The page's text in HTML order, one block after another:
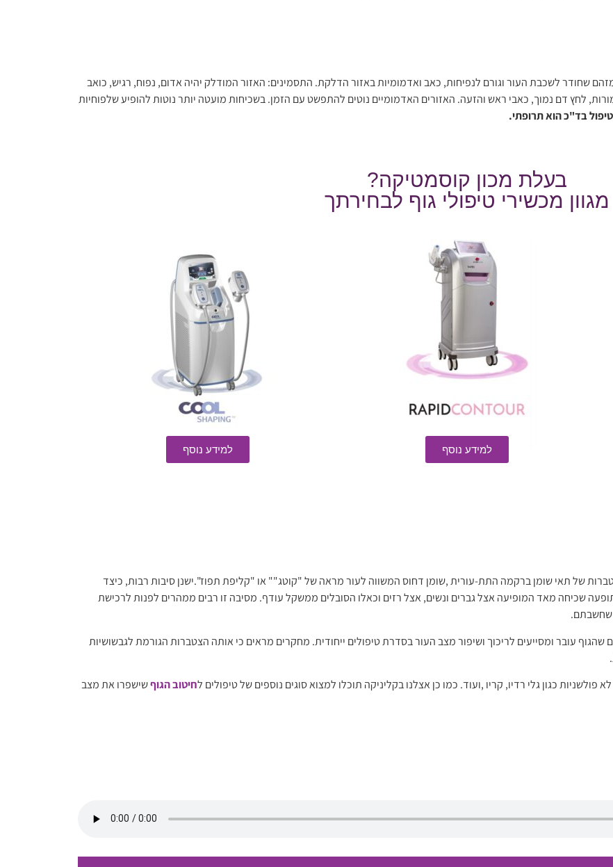
שחודר לשכבת העור וגורם לנפיחות, כאב ואדמומיות באזור הדלקת. התסמינים: האזור המודלק יהיה אדום, נפוח, רגיש, כואב
לחץ דם נמוך, כאבי ראש והזעה. האזורים האדמומיים נוטים להתפשט עם הזמן. בשכיחות מועטה יותר נוטות להופיע שלפוחיות
בד"כ הוא תרופתי.
בעלת מכון קוסמטיקה?
מגוון מכשירי טיפולי גוף לבחירתך
למידע נוסף למידע נוסף
של תאי שומן ברקמה התת-עורית ,שומן דחוס המשווה לעור מראה של "קוטג"" או "קליפת תפוז".ישנן סיבות רבות, כיצד
שכיחה מאד המופיעה אצל גברים ונשים, אצל רזים וכאלו הסובלים ממשקל עודף. מסיבה זו רבים ממהרים לפנות לרכישת
שחשבתם.
עובר ומסייעים לריכוך ושיפור מצב העור בסדרת טיפולים ייחודית. מחקרים מראים כי אותה הצטברות הגורמת לגבשושיות
פולשניות כגון גלי רדיו, קריו ,ועוד. כמו כן אצלנו בקליניקה תוכלו למצוא סוגים נוספים של טיפולים לחיטוב הגוףשישפרו את מצב